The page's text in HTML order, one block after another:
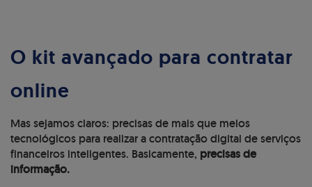
O kit avançado para contratar
online
Mas sejamos claros: precisas de mais que meios
tecnológicos para realizar a contratação digital de serviços
financeiros inteligentes. Basicamente, precisas de
informação.